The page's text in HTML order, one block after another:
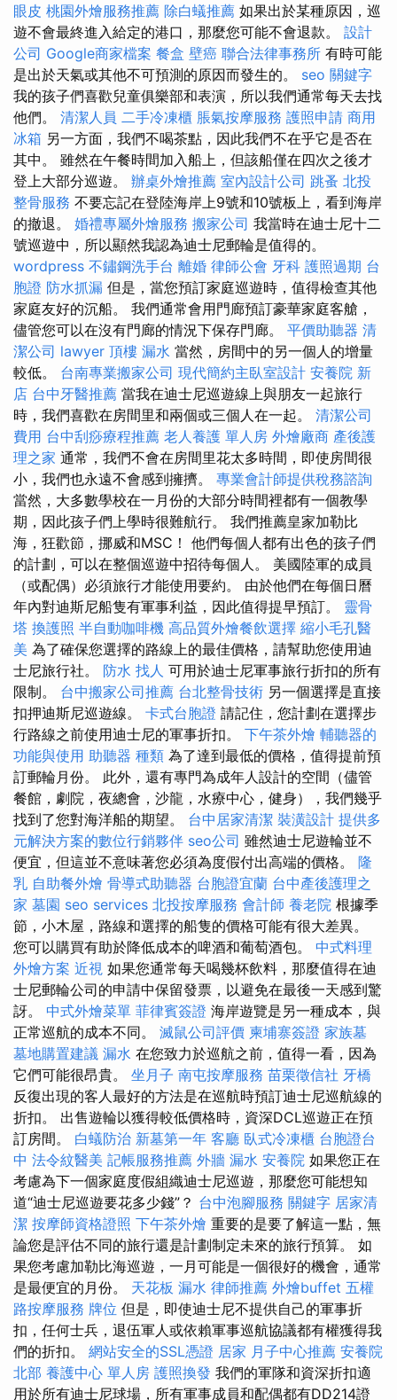
眼皮 桃園外燴服務推薦 除白蟻推薦 如果出於某種原因，巡
遊不會最終進入給定的港口，那麼您可能不會退款。 設計
公司 Google商家檔案 餐盒 壁癌 聯合法律事務所 有時可能
是出於天氣或其他不可預測的原因而發生的。 seo 關鍵字
我的孩子們喜歡兒童俱樂部和表演，所以我們通常每天去找
他們。 清潔人員 二手冷凍櫃 脹氣按摩服務 護照申請 商用
冰箱 另一方面，我們不喝茶點，因此我們不在乎它是否在
其中。 雖然在午餐時間加入船上，但該船僅在四次之後才
登上大部分巡遊。 辦桌外燴推薦 室內設計公司 跳蚤 北投
整骨服務 不要忘記在登陸海岸上9號和10號板上，看到海岸
的撤退。 婚禮專屬外燴服務 搬家公司 我當時在迪士尼十二
號巡遊中，所以顯然我認為迪士尼郵輪是值得的。
wordpress 不鏽鋼洗手台 離婚 律師公會 牙科 護照過期 台
胞證 防水抓漏 但是，當您預訂家庭巡遊時，值得檢查其他
家庭友好的沉船。 我們通常會用門廊預訂豪華家庭客艙，
儘管您可以在沒有門廊的情況下保存門廊。 平價助聽器 清
潔公司 lawyer 頂樓 漏水 當然，房間中的另一個人的增量
較低。 台南專業搬家公司 現代簡約主臥室設計 安養院 新
店 台中牙醫推薦 當我在迪士尼巡遊線上與朋友一起旅行
時，我們喜歡在房間里和兩個或三個人在一起。 清潔公司
費用 台中刮痧療程推薦 老人養護 單人房 外燴廠商 產後護
理之家 通常，我們不會在房間里花太多時間，即使房間很
小，我們也永遠不會感到擁擠。 專業會計師提供稅務諮詢
當然，大多數學校在一月份的大部分時間裡都有一個教學
期，因此孩子們上學時很難航行。 我們推薦皇家加勒比
海，狂歡節，挪威和MSC！ 他們每個人都有出色的孩子們
的計劃，可以在整個巡遊中招待每個人。 美國陸軍的成員
（或配偶）必須旅行才能使用要約。 由於他們在每個日曆
年內對迪斯尼船隻有軍事利益，因此值得提早預訂。 靈骨
塔 換護照 半自動咖啡機 高品質外燴餐飲選擇 縮小毛孔醫
美 為了確保您選擇的路線上的最佳價格，請幫助您使用迪
士尼旅行社。 防水 找人 可用於迪士尼軍事旅行折扣的所有
限制。 台中搬家公司推薦 台北整骨技術 另一個選擇是直接
扣押迪斯尼巡遊線。 卡式台胞證 請記住，您計劃在選擇步
行路線之前使用迪士尼的軍事折扣。 下午茶外燴 輔聽器的
功能與使用 助聽器 種類 為了達到最低的價格，值得提前預
訂郵輪月份。 此外，還有專門為成年人設計的空間（儘管
餐館，劇院，夜總會，沙龍，水療中心，健身），我們幾乎
找到了您對海洋船的期望。 台中居家清潔 裝潢設計 提供多
元解決方案的數位行銷夥伴 seo公司 雖然迪士尼遊輪並不
便宜，但這並不意味著您必須為度假付出高端的價格。 隆
乳 自助餐外燴 骨導式助聽器 台胞證宜蘭 台中產後護理之
家 墓園 seo services 北投按摩服務 會計師 養老院 根據季
節，小木屋，路線和選擇的船隻的價格可能有很大差異。
您可以購買有助於降低成本的啤酒和葡萄酒包。 中式料理
外燴方案 近視 如果您通常每天喝幾杯飲料，那麼值得在迪
士尼郵輪公司的申請中保留發票，以避免在最後一天感到驚
訝。 中式外燴菜單 菲律賓簽證 海岸遊覽是另一種成本，與
正常巡航的成本不同。 滅鼠公司評價 柬埔寨簽證 家族墓
墓地購置建議 漏水 在您致力於巡航之前，值得一看，因為
它們可能很昂貴。 坐月子 南屯按摩服務 苗栗徵信社 牙橋
反復出現的客人最好的方法是在巡航時預訂迪士尼巡航線的
折扣。 出售遊輪以獲得較低價格時，資深DCL巡遊正在預
訂房間。 白蟻防治 新墓第一年 客廳 臥式冷凍櫃 台胞證台
中 法令紋醫美 記帳服務推薦 外牆 漏水 安養院 如果您正在
考慮為下一個家庭度假組織迪士尼巡遊，那麼您可能想知
道“迪士尼巡遊要花多少錢”？ 台中泡腳服務 關鍵字 居家清
潔 按摩師資格證照 下午茶外燴 重要的是要了解這一點，無
論您是評估不同的旅行還是計劃制定未來的旅行預算。 如
果您考慮加勒比海巡遊，一月可能是一個很好的機會，通常
是最便宜的月份。 天花板 漏水 律師推薦 外燴buffet 五權
路按摩服務 牌位 但是，即使迪士尼不提供自己的軍事折
扣，任何士兵，退伍軍人或依賴軍事巡航協議都有權獲得我
們的折扣。 網站安全的SSL憑證 居家 月子中心推薦 安養院
北部 養護中心 單人房 護照換發 我們的軍隊和資深折扣適
用於所有迪士尼球場，所有軍事成員和配偶都有DD214證